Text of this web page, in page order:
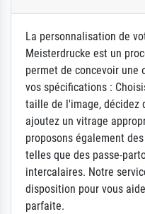
La personnalisation de
Meisterdrucke est un
permet de concevoir
vos spécifications :
taille de l'image, décidez
ajoutez un vitrage
proposons également
telles que des passe-
intercalaires. Notre
disposition pour vous
parfaite.